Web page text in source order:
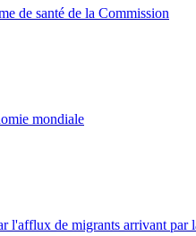
de santé de la Commission
mondiale
l'afflux de migrants arrivant par